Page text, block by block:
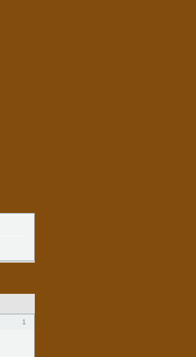
1